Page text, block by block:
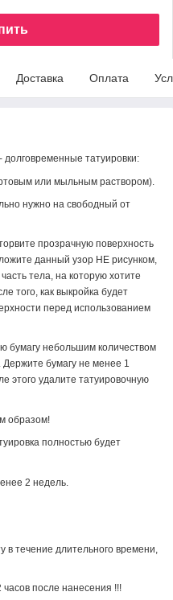
Доставка Оплата
долговременные татуировки:
или мыльным раствором).
нужно на свободный от
прозрачную поверхность
данный узор НЕ рисунком,
тела, на которую хотите
того, как выкройка будет
перед использованием
бумагу небольшим количеством
бумагу не менее 1
этого удалите татуировочную
образом!
полностью будет
2 недель.
в течение длительного времени,
часов после нанесения !!!